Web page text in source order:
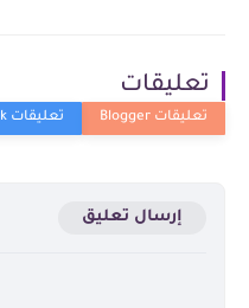
تعليقات
إرسال تعليق